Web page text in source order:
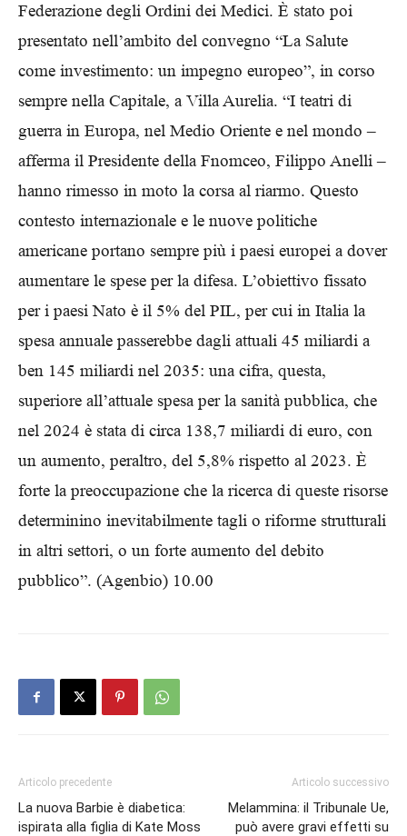
Federazione degli Ordini dei Medici. È stato poi
presentato nell’ambito del convegno “La Salute
come investimento: un impegno europeo”, in corso
sempre nella Capitale, a Villa Aurelia. “I teatri di
guerra in Europa, nel Medio Oriente e nel mondo –
afferma il Presidente della Fnomceo, Filippo Anelli –
hanno rimesso in moto la corsa al riarmo. Questo
contesto internazionale e le nuove politiche
americane portano sempre più i paesi europei a dover
aumentare le spese per la difesa. L’obiettivo fissato
per i paesi Nato è il 5% del PIL, per cui in Italia la
spesa annuale passerebbe dagli attuali 45 miliardi a
ben 145 miliardi nel 2035: una cifra, questa,
superiore all’attuale spesa per la sanità pubblica, che
nel 2024 è stata di circa 138,7 miliardi di euro, con
un aumento, peraltro, del 5,8% rispetto al 2023. È
forte la preoccupazione che la ricerca di queste risorse
determinino inevitabilmente tagli o riforme strutturali
in altri settori, o un forte aumento del debito
pubblico”. (Agenbio) 10.00
Articolo precedente
La nuova Barbie è diabetica:
ispirata alla figlia di Kate Moss
Articolo successivo
Melammina: il Tribunale Ue,
può avere gravi effetti su